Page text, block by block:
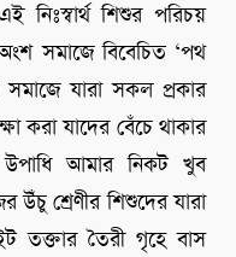
নিঃস্বার্থ শিশুর পরিচয়
সমাজে বিবেচিত ‘পথ
যারা সকল প্রকার
করা যাদের বেঁচে থাকার
উপাধি আমার নিকট খুব
শ্রেণীর শিশুদের যারা
তক্তার তৈরী গৃহে বাস